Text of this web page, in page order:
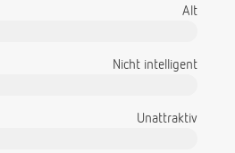
Alt
Nicht intelligent
Unattraktiv